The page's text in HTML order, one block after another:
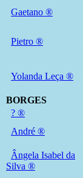
Gaetano ®
Pietro ®
Yolanda Leça ®
BORGES
? ®
André ®
Ângela Isabel da
Silva ®